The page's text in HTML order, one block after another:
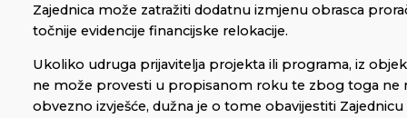
Zajednica može zatražiti dodatnu izmjenu obrasca
točnije evidencije financijske relokacije.
Ukoliko udruga prijavitelja projekta ili programa, iz
ne može provesti u propisanom roku te zbog toga ne
obvezno izvješće, dužna je o tome obavijestiti Zajednicu